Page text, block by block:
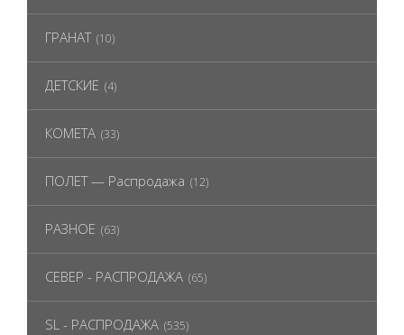
ГРАНАТ (10)
ДЕТСКИЕ (4)
КОМЕТА (33)
ПОЛЕТ — Распродажа (12)
РАЗНОЕ (63)
СЕВЕР - РАСПРОДАЖА (65)
SL - РАСПРОДАЖА (535)